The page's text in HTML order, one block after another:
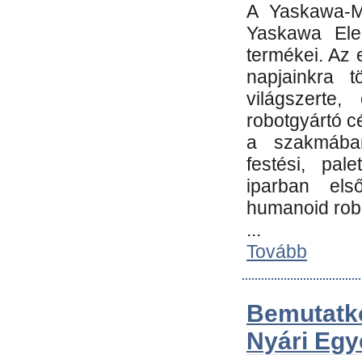
A Yaskawa-
Yaskawa
termékei. Az
napjainkra
robotgyártó
a
festési,
iparban
humanoid
...
Tovább
Nyári